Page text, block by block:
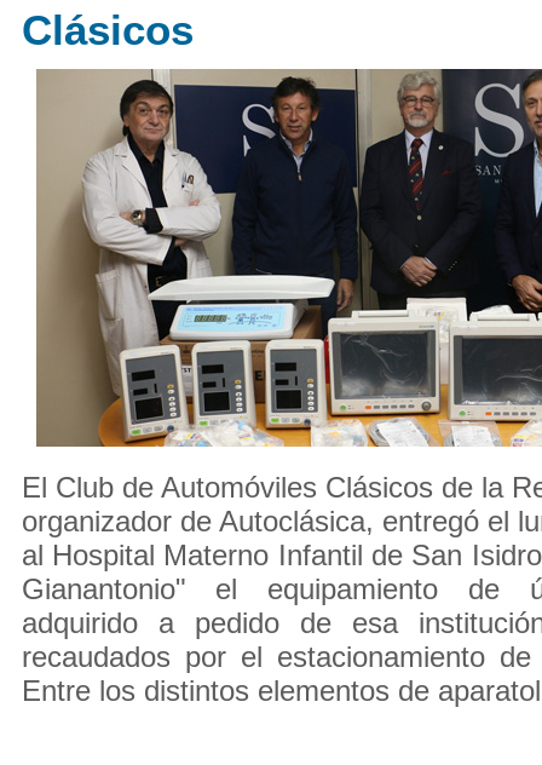
Clásicos
El Club de Automóviles Clásicos de la
organizador de Autoclásica, entregó el
al Hospital Materno Infantil de San
Gianantonio" el equipamiento de
adquirido a pedido de esa
recaudados por el estacionamiento
Entre los distintos elementos de